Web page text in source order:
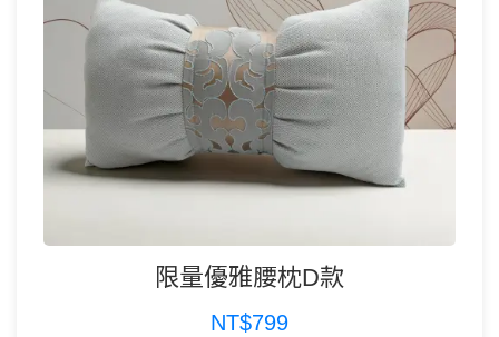
限量優雅腰枕D款
NT$799